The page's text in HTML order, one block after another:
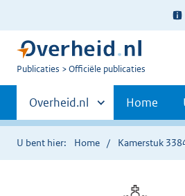
Ter
U
Publicaties Officiële publicaties
Primaire
navigatie
Andere
sites
binnen
Overheid.nl Home
U bent hier: Home Kamerstuk